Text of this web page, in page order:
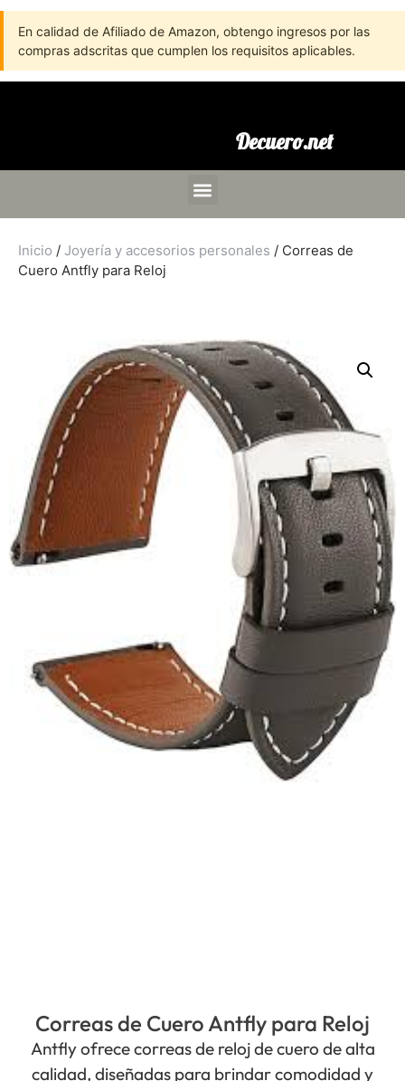
En calidad de Afiliado de Amazon, obtengo ingresos por las
compras adscritas que cumplen los requisitos aplicables.
Decuero.net
Inicio / Joyería y accesorios personales / Correas de
Cuero Antfly para Reloj
Correas de Cuero Antfly para Reloj
Antfly ofrece correas de reloj de cuero de alta
calidad, diseñadas para brindar comodidad y